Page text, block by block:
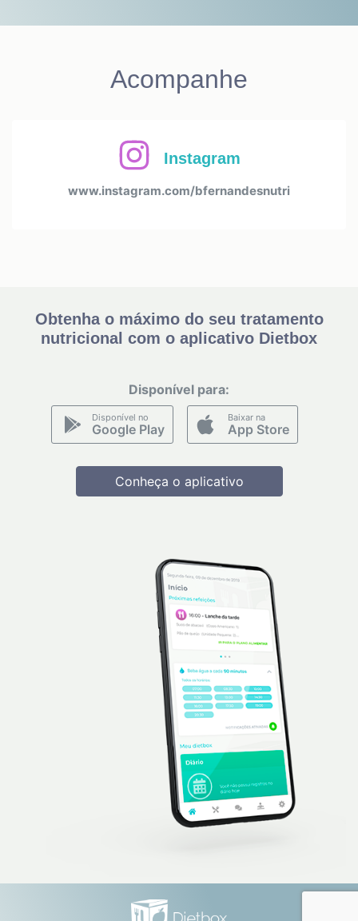
Acompanhe
Instagram
www.instagram.com/bfernandesnutri
Obtenha o máximo do seu tratamento
nutricional com o aplicativo Dietbox
Disponível para:
Disponível no
Google Play
Baixar na
App Store
Conheça o aplicativo